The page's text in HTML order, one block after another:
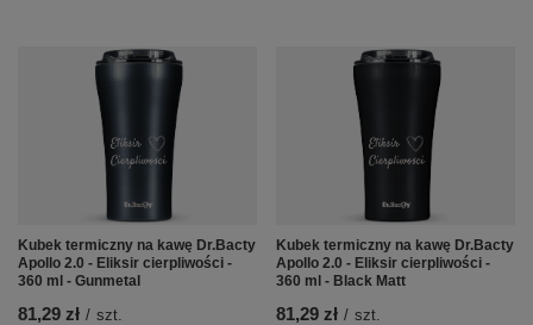
Kubek termiczny na kawę Dr.Bacty
Apollo 2.0 - Eliksir cierpliwości -
360 ml - Gunmetal
81,29 zł / szt.
Kubek termiczny na kawę Dr.Bacty
Apollo 2.0 - Eliksir cierpliwości -
360 ml - Black Matt
81,29 zł / szt.